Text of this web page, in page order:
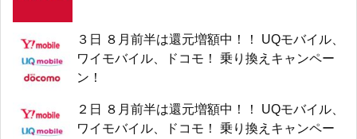
３日 ８月前半は還元増額中！！ UQモバイル、
ワイモバイル、ドコモ！ 乗り換えキャンペー
ン！
２日 ８月前半は還元増額中！！ UQモバイル、
ワイモバイル、ドコモ！ 乗り換えキャンペー